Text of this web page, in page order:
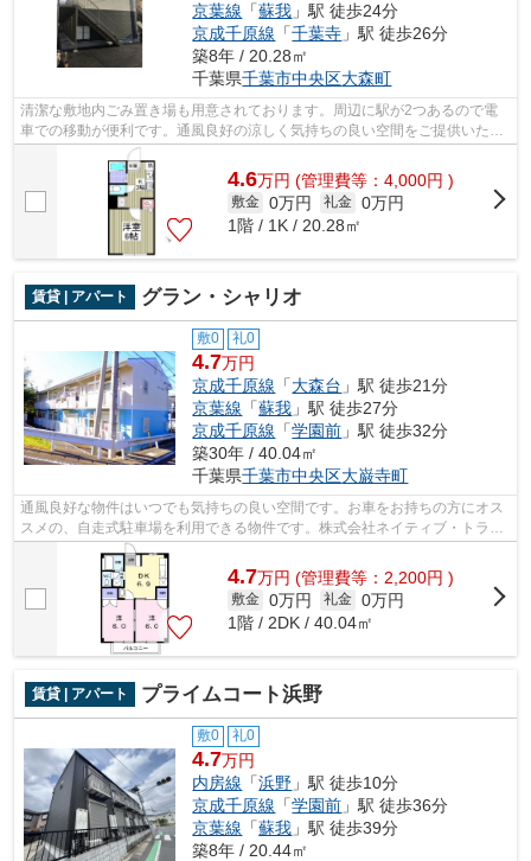
京葉線 「蘇我 」駅 徒歩24分
京成千原線 「千葉寺 」駅 徒歩26分
築8年 / 20.28㎡
千葉県千葉市中央区大森町
清潔な敷地内ごみ置き場も用意されております。周辺に駅が2つあるので電
車での移動が便利です。通風良好の涼しく気持ちの良い空間をご提供いたし
ます。インターネット付きの物件です。...
4.6万円 (管理費等：4,000円 )
敷金 0万円 礼金 0万円
1階 / 1K / 20.28㎡
賃貸 | アパート グラン・シャリオ
敷0 礼0
4.7万円
京成千原線 「大森台 」駅 徒歩21分
京葉線 「蘇我 」駅 徒歩27分
京成千原線 「学園前 」駅 徒歩32分
築30年 / 40.04㎡
千葉県千葉市中央区大巌寺町
通風良好な物件はいつでも気持ちの良い空間です。お車をお持ちの方にオス
スメの、自走式駐車場を利用できる物件です。株式会社ネイティブ・トラス
トには千葉市中央区エリアの賃貸情報...
4.7万円 (管理費等：2,200円 )
敷金 0万円 礼金 0万円
1階 / 2DK / 40.04㎡
賃貸 | アパート プライムコート浜野
敷0 礼0
4.7万円
内房線 「浜野 」駅 徒歩10分
京成千原線 「学園前 」駅 徒歩36分
京葉線 「蘇我 」駅 徒歩39分
築8年 / 20.44㎡